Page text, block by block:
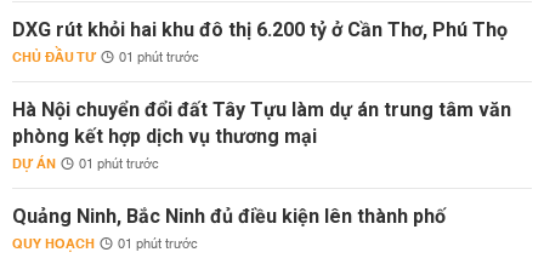
DXG rút khỏi hai khu đô thị 6.200 tỷ ở Cần Thơ, Phú Thọ
CHỦ ĐẦU TƯ 01 phút trước
Hà Nội chuyển đổi đất Tây Tựu làm dự án trung tâm văn
phòng kết hợp dịch vụ thương mại
DỰ ÁN 01 phút trước
Quảng Ninh, Bắc Ninh đủ điều kiện lên thành phố
QUY HOẠCH 01 phút trước